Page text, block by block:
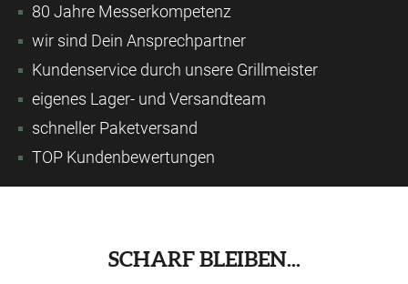
80 Jahre Messerkompetenz
wir sind Dein Ansprechpartner
Kundenservice durch unsere Grillmeister
eigenes Lager- und Versandteam
schneller Paketversand
TOP Kundenbewertungen
SCHARF BLEIBEN...